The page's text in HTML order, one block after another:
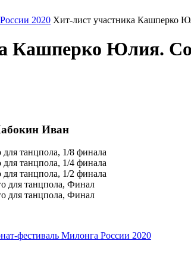
2020 Хит-лист участника Кашперко
Кашперко Юлия.
Иван
танцпола, 1/8 финала
танцпола, 1/4 финала
танцпола, 1/2 финала
для танцпола, Финал
для танцпола, Финал
фестиваль Милонга России 2020